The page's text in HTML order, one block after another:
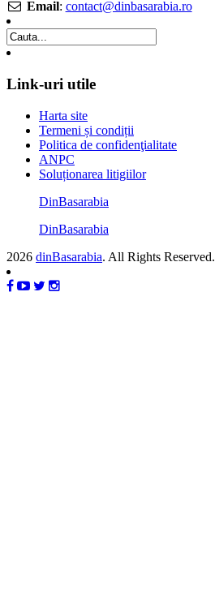
Email: contact@dinbasarabia.ro
Link-uri utile
Harta site
Termeni și condiții
Politica de confidenţialitate
ANPC
Soluționarea litigiilor
DinBasarabia
DinBasarabia
2026 dinBasarabia. All Rights Reserved.